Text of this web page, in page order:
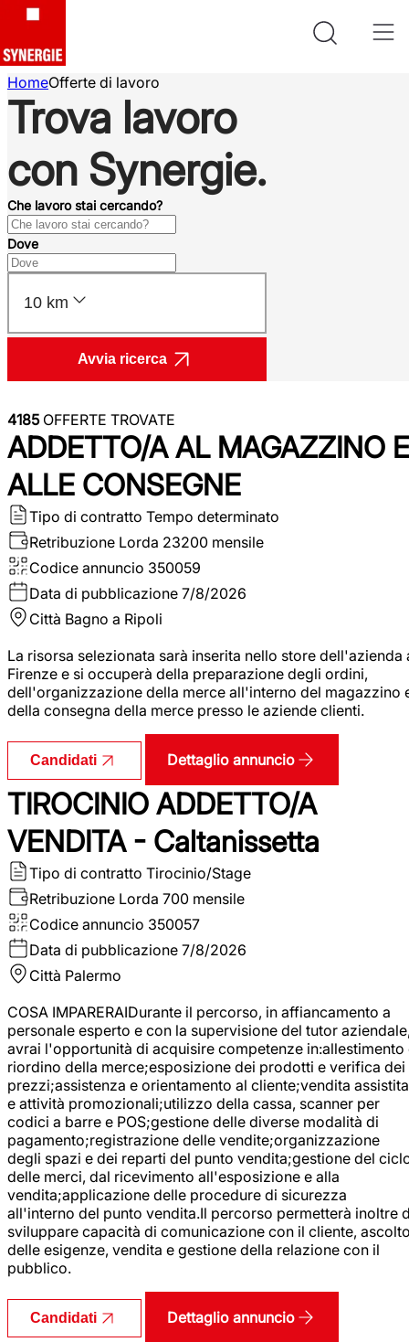
HomeOfferte di lavoro
Trova lavoro
con Synergie.
Che lavoro stai cercando?
Dove
10 km
Avvia ricerca
4185OFFERTE TROVATE
ADDETTO/A AL MAGAZZINO E
ALLE CONSEGNE
Tipo di contratto Tempo determinato
Retribuzione Lorda 23200 mensile
Codice annuncio 350059
Data di pubblicazione 7/8/2026
Città Bagno a Ripoli
La risorsa selezionata sarà inserita nello store dell'azienda
Firenze e si occuperà della preparazione degli ordini,
dell'organizzazione della merce all'interno del magazzino
della consegna della merce presso le aziende clienti.
Candidati Dettaglio annuncio
TIROCINIO ADDETTO/A
VENDITA - Caltanissetta
Tipo di contratto Tirocinio/Stage
Retribuzione Lorda 700 mensile
Codice annuncio 350057
Data di pubblicazione 7/8/2026
Città Palermo
COSA IMPARERAIDurante il percorso, in affiancamento a
personale esperto e con la supervisione del tutor
avrai l'opportunità di acquisire competenze in:allestimento
riordino della merce;esposizione dei prodotti e verifica dei
prezzi;assistenza e orientamento al cliente;vendita assistita
e attività promozionali;utilizzo della cassa, scanner per
codici a barre e POS;gestione delle diverse modalità di
pagamento;registrazione delle vendite;organizzazione
degli spazi e dei reparti del punto vendita;gestione del
delle merci, dal ricevimento all'esposizione e alla
vendita;applicazione delle procedure di sicurezza
all'interno del punto vendita.Il percorso permetterà inoltre
sviluppare capacità di comunicazione con il cliente,
delle esigenze, vendita e gestione della relazione con il
pubblico.
Candidati Dettaglio annuncio